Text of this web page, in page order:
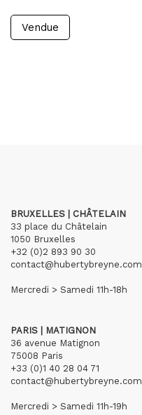
Vendue
BRUXELLES | CHÂTELAIN
33 place du Châtelain
1050 Bruxelles
+32 (0)2 893 90 30
contact@hubertybreyne.com
Mercredi > Samedi 11h-18h
PARIS | MATIGNON
36 avenue Matignon
75008 Paris
+33 (0)1 40 28 04 71
contact@hubertybreyne.com
Mercredi > Samedi 11h-19h